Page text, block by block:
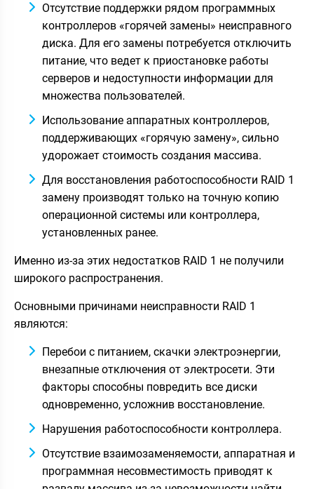
Отсутствие поддержки рядом программных
контроллеров «горячей замены» неисправного
диска. Для его замены потребуется отключить
питание, что ведет к приостановке работы
серверов и недоступности информации для
множества пользователей.
Использование аппаратных контроллеров,
поддерживающих «горячую замену», сильно
удорожает стоимость создания массива.
Для восстановления работоспособности RAID 1
замену производят только на точную копию
операционной системы или контроллера,
установленных ранее.
Именно из-за этих недостатков RAID 1 не получили
широкого распространения.
Основными причинами неисправности RAID 1
являются:
Перебои с питанием, скачки электроэнергии,
внезапные отключения от электросети. Эти
факторы способны повредить все диски
одновременно, усложнив восстановление.
Нарушения работоспособности контроллера.
Отсутствие взаимозаменяемости, аппаратная и
программная несовместимость приводят к